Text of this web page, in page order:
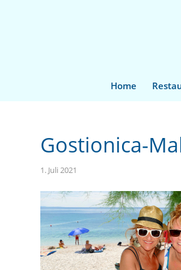
Home
Gostionica-
1. Juli 2021